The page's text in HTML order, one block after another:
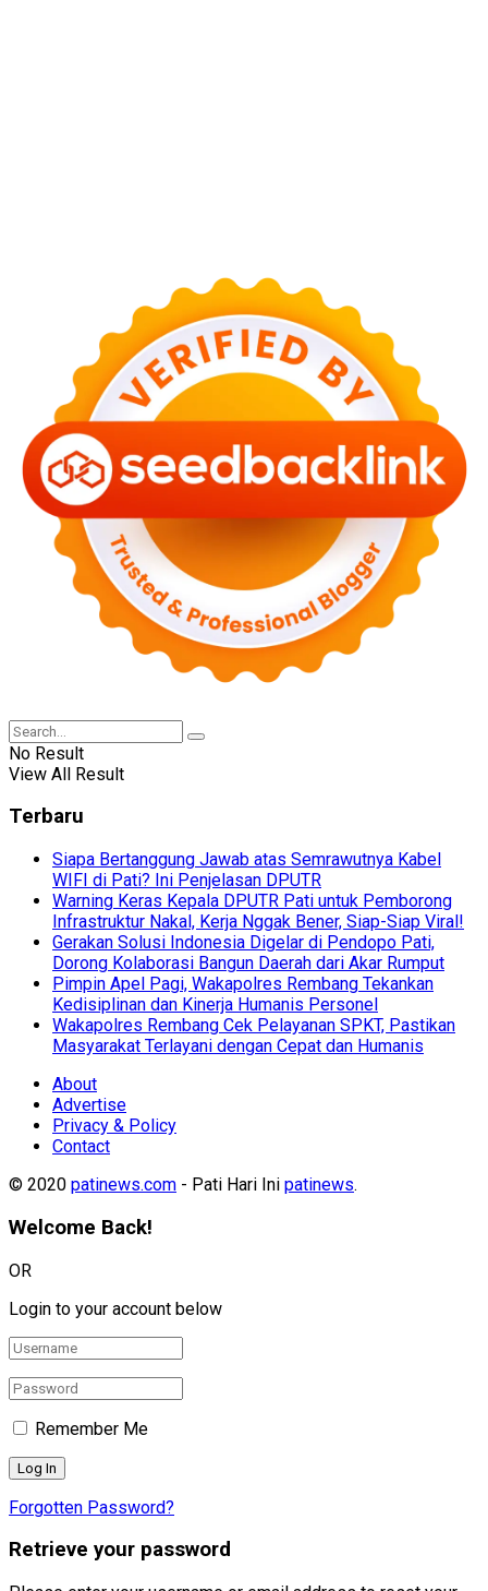
No Result
View All Result
Terbaru
Siapa Bertanggung Jawab atas Semrawutnya Kabel
WIFI di Pati? Ini Penjelasan DPUTR
Warning Keras Kepala DPUTR Pati untuk Pemborong
Infrastruktur Nakal, Kerja Nggak Bener, Siap-Siap Viral!
Gerakan Solusi Indonesia Digelar di Pendopo Pati,
Dorong Kolaborasi Bangun Daerah dari Akar Rumput
Pimpin Apel Pagi, Wakapolres Rembang Tekankan
Kedisiplinan dan Kinerja Humanis Personel
Wakapolres Rembang Cek Pelayanan SPKT, Pastikan
Masyarakat Terlayani dengan Cepat dan Humanis
About
Advertise
Privacy & Policy
Contact
© 2020 patinews.com - Pati Hari Ini patinews.
Welcome Back!
OR
Login to your account below
Remember Me
Forgotten Password?
Retrieve your password